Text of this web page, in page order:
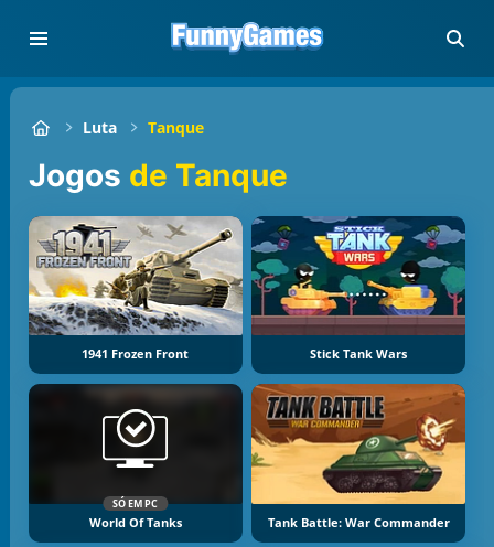
Luta Tanque
Jogos de Tanque
1941 Frozen Front Stick Tank Wars
SÓ EM PC
World Of Tanks Tank Battle: War Commander